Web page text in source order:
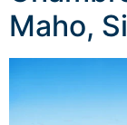
Maho,